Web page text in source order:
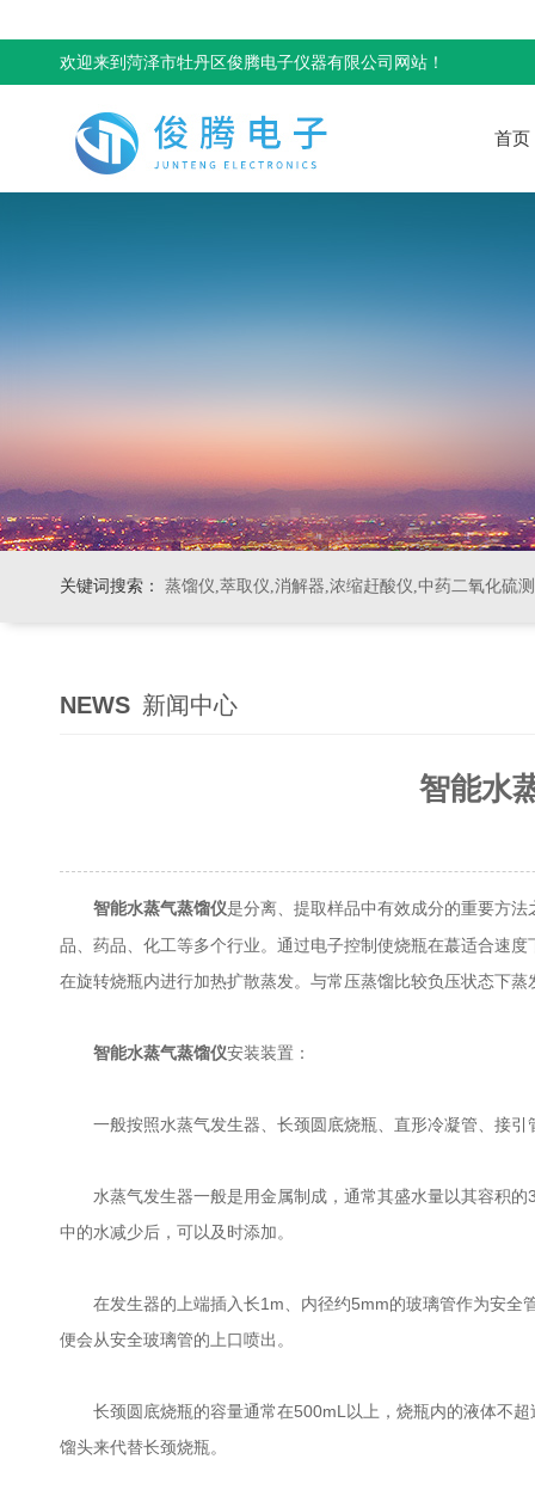
欢迎来到菏泽市牡丹区俊腾电子仪器有限公司网站！
首页
关键词搜索： 蒸馏仪,萃取仪,消解器,浓缩赶酸仪,中药二氧化硫
NEWS 新闻中心
智能水
智能水蒸气蒸馏仪是分离、提取样品中有效成分的重要方
品、药品、化工等多个行业。通过电子控制使烧瓶在蕞适合速
在旋转烧瓶内进行加热扩散蒸发。与常压蒸馏比较负压状态下
智能水蒸气蒸馏仪安装装置：
一般按照水蒸气发生器、长颈圆底烧瓶、直形冷凝管、接引
水蒸气发生器一般是用金属制成，通常其盛水量以其容积的
中的水减少后，可以及时添加。
在发生器的上端插入长1m、内径约5mm的玻璃管作为安全
便会从安全玻璃管的上口喷出。
长颈圆底烧瓶的容量通常在500mL以上，烧瓶内的液体不超
馏头来代替长颈烧瓶。